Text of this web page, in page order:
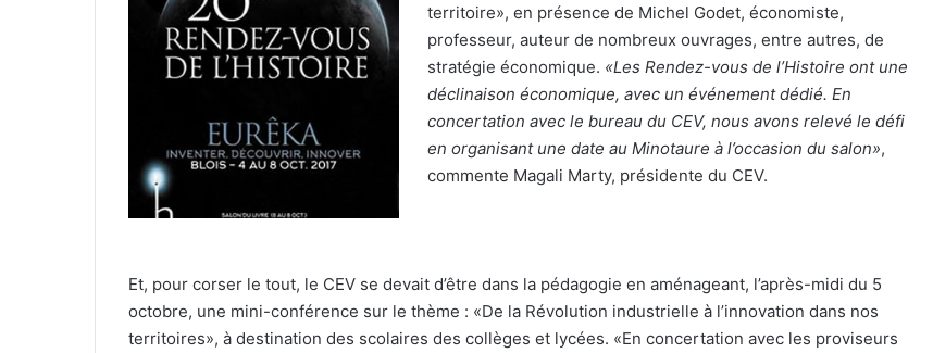
territoire», en présence de Michel Godet, économiste,
professeur, auteur de nombreux ouvrages, entre autres, de
stratégie économique. «Les Rendez-vous de l’Histoire ont une
déclinaison économique, avec un événement dédié. En
concertation avec le bureau du CEV, nous avons relevé le défi
en organisant une date au Minotaure à l’occasion du salon»,
commente Magali Marty, présidente du CEV.
Et, pour corser le tout, le CEV se devait d’être dans la pédagogie en aménageant, l’après-midi du 5
octobre, une mini-conférence sur le thème : «De la Révolution industrielle à l’innovation dans nos
territoires», à destination des scolaires des collèges et lycées. «En concertation avec les proviseurs